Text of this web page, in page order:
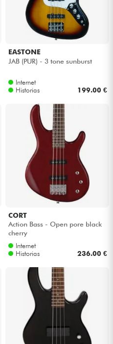
EASTONE
JAB (PUR) - 3 tone sunburst
Internet
Historias
199.00 €
CORT
Action Bass - Open pore black
cherry
Internet
Historias
236.00 €